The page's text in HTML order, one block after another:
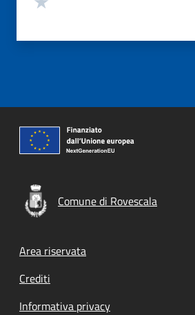
Comune di Rovescala
Footer menu
Area riservata
Crediti
Informativa privacy